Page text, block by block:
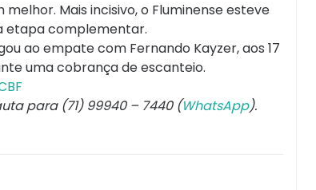
Mais incisivo, o Fluminense esteve
etapa complementar.
ao empate com Fernando Kayzer, aos 17
uma cobrança de escanteio.
para (71) 99940 – 7440 (WhatsApp).